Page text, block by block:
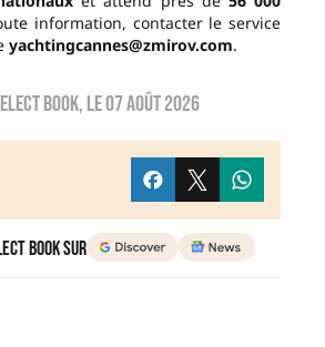
information, contacter le service
yachtingcannes@zmirov.com.
Book, le07 août 2026
Book sur